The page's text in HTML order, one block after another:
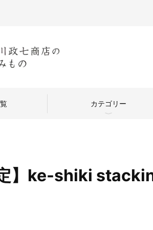
カテゴリー
中川政七商店のものづくり
定】ke-shiki